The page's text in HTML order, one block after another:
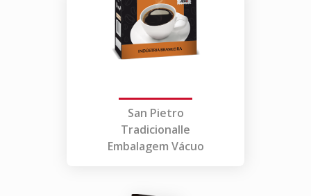
San Pietro
Tradicionalle
Embalagem Vácuo